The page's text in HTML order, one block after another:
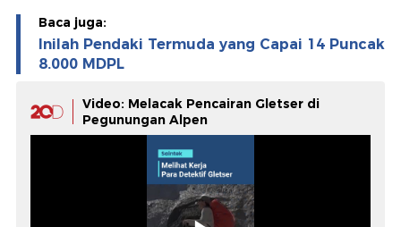
Baca juga:
Inilah Pendaki Termuda yang Capai 14 Puncak
8.000 MDPL
Video: Melacak Pencairan Gletser di
Pegunungan Alpen